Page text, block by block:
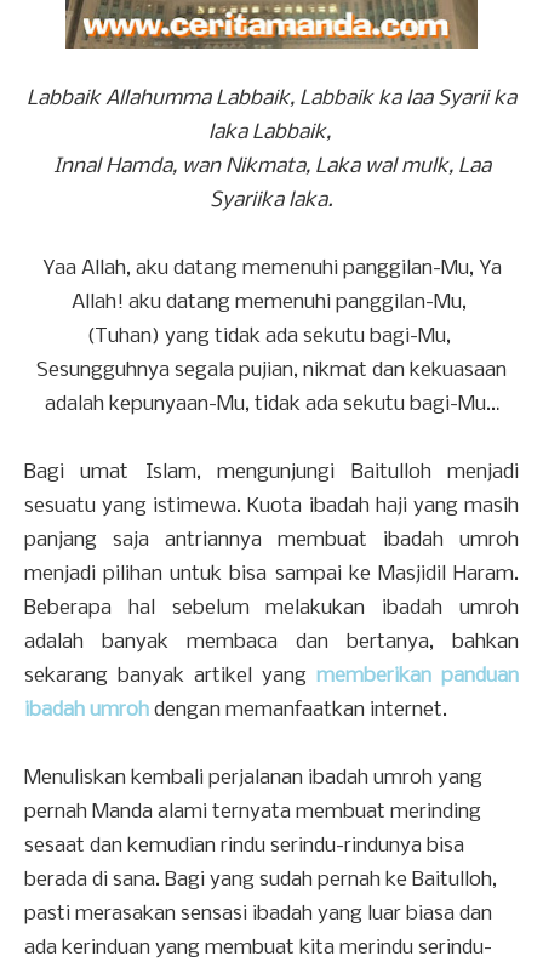
Labbaik Allahumma Labbaik, Labbaik ka laa Syarii ka
laka Labbaik,
Innal Hamda, wan Nikmata, Laka wal mulk, Laa
Syariika laka.
Yaa Allah, aku datang memenuhi panggilan-Mu, Ya
Allah! aku datang memenuhi panggilan-Mu,
(Tuhan) yang tidak ada sekutu bagi-Mu,
Sesungguhnya segala pujian, nikmat dan kekuasaan
adalah kepunyaan-Mu, tidak ada sekutu bagi-Mu…
Bagi umat Islam, mengunjungi Baitulloh menjadi
sesuatu yang istimewa. Kuota ibadah haji yang masih
panjang saja antriannya membuat ibadah umroh
menjadi pilihan untuk bisa sampai ke Masjidil Haram.
Beberapa hal sebelum melakukan ibadah umroh
adalah banyak membaca dan bertanya, bahkan
sekarang banyak artikel yang memberikan panduan
ibadah umroh dengan memanfaatkan internet.
Menuliskan kembali perjalanan ibadah umroh yang
pernah Manda alami ternyata membuat merinding
sesaat dan kemudian rindu serindu-rindunya bisa
berada di sana. Bagi yang sudah pernah ke Baitulloh,
pasti merasakan sensasi ibadah yang luar biasa dan
ada kerinduan yang membuat kita merindu serindu-